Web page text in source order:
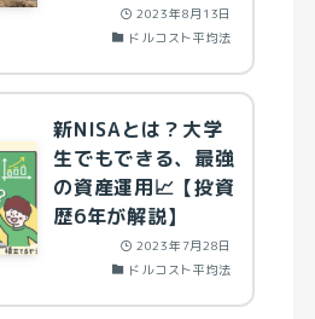
2023年8月13日
ドルコスト平均法
新NISAとは？大学
生でもできる、最強
の資産運用📈【投資
歴6年が解説】
2023年7月28日
ドルコスト平均法